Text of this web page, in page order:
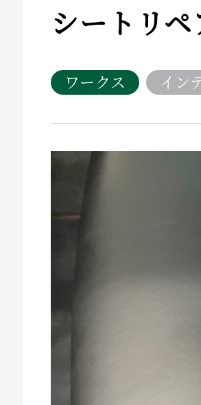
シートリペ
ワークス イン